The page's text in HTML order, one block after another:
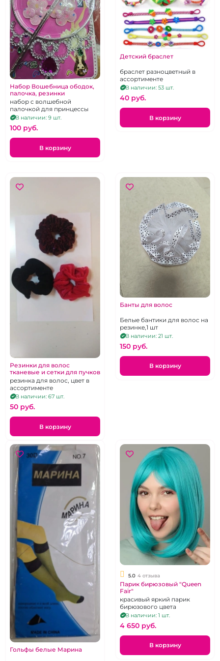
Набор Вошебница ободок,
палочка, резинки
набор с волшебной
палочкой для принцессы
В наличии: 9 шт.
100 pуб.
В корзину
Детский браслет
браслет разноцветный в
ассортименте
В наличии: 53 шт.
40 pуб.
В корзину
Резинки для волос
тканевые и сетки для пучков
резинка для волос, цвет в
ассортименте
В наличии: 67 шт.
50 pуб.
В корзину
Банты для волос
Белые бантики для волос на
резинке,1 шт
В наличии: 21 шт.
150 pуб.
В корзину
Гольфы белые Марина
5.0 4 отзыва
Парик бирюзовый "Queen
Fair"
красивый яркий парик
бирюзового цвета
В наличии: 1 шт.
4 650 pуб.
В корзину